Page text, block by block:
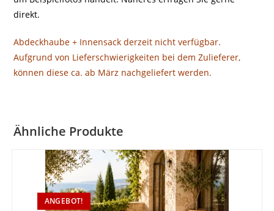
direkt.
Abdeckhaube + Innensack derzeit nicht verfügbar.
Aufgrund von Lieferschwierigkeiten bei dem Zulieferer,
können diese ca. ab März nachgeliefert werden.
Ähnliche Produkte
ANGEBOT!